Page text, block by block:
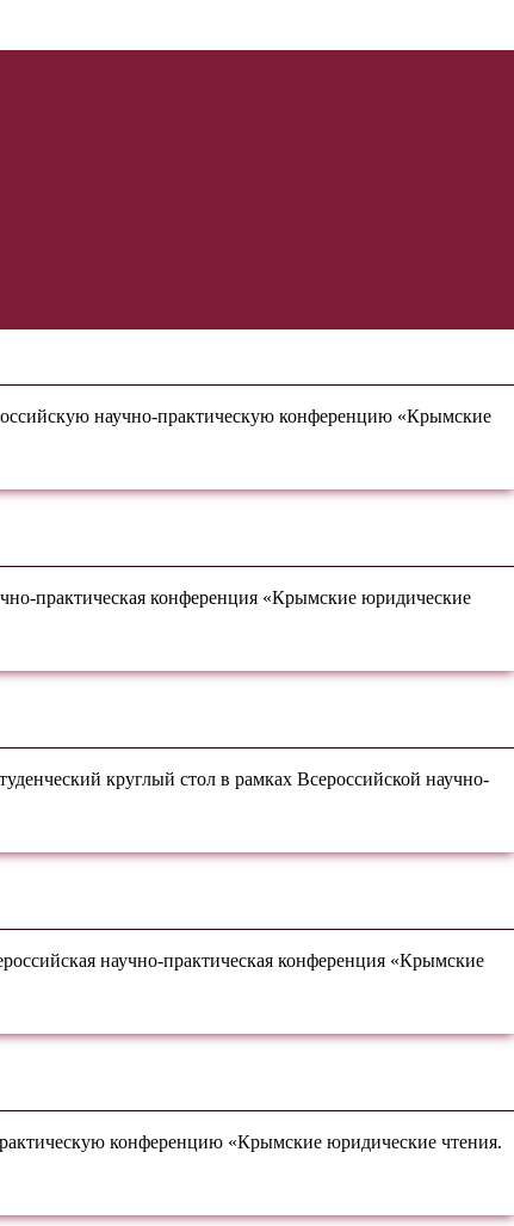
научно-практическую конференцию «Крымские
практическая конференция «Крымские юридические
круглый стол в рамках Всероссийской научно-
научно-практическая конференция «Крымские
конференцию «Крымские юридические чтения.